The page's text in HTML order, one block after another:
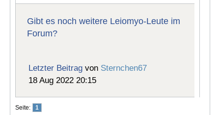
Gibt es noch weitere Leiomyo-Leute im
Forum?
Letzter Beitrag von Sternchen67
18 Aug 2022 20:15
Seite: 1